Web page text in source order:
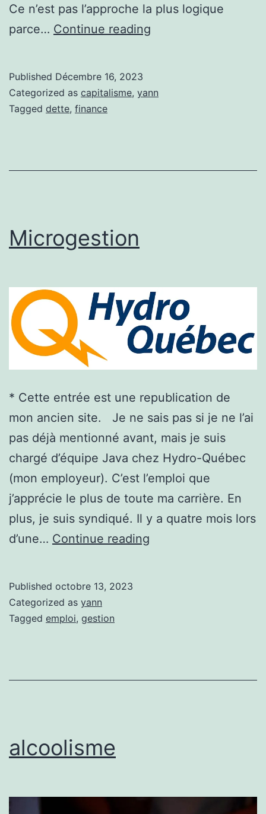
Ce n’est pas l’approche la plus logique
parce… Continue reading
de
ne
Published Décembre 16, 2023
Categorized as capitalisme, yann
Tagged dette, finance
Microgestion
* Cette entrée est une republication de
mon ancien site. Je ne sais pas si je ne l’ai
pas déjà mentionné avant, mais je suis
chargé d’équipe Java chez Hydro-Québec
(mon employeur). C’est l’emploi que
j’apprécie le plus de toute ma carrière. En
plus, je suis syndiqué. Il y a quatre mois lors
d’une… Continue reading
Published octobre 13, 2023
Categorized as yann
Tagged emploi, gestion
alcoolisme